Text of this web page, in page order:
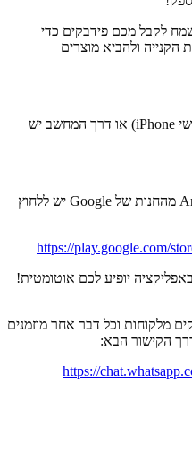
לקבל מכם פידבקים כדי
ולהביא מוצרים
לכניסה ל-BrandMi דרך הנייד (משתמשי iPhone) או דרך המחשב יש
להורדת האפליקציה שלנו עבור Android מהחנות של Google יש ללחוץ
https://play.google.com/
יופיע לכם אוטומטית!
מלקוחות וכל דבר אחר מוזמנים
https://